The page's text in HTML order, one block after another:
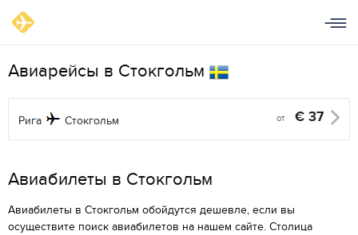
Авиарейсы в Стокгольм
Рига Стокгольм от € 37
Aвиабилеты в Стокгольм
Авиабилеты в Стокгольм обойдутся дешевле, если вы
осуществите поиск авиабилетов на нашем сайте. Столица